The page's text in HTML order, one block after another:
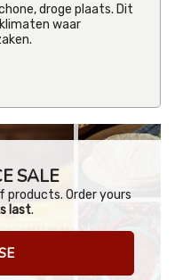
droge plaats. Dit
waar
SALE
products. Order yours
last.